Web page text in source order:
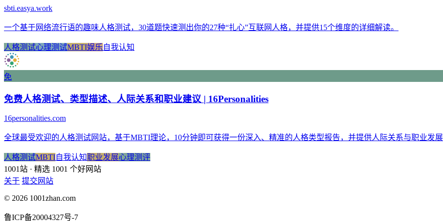
sbti.easya.work
一个基于网络流行语的趣味人格测试，30道题快速测出你的27种“扎心”互联网人格，并提供15个维度的详细解读。
人格测试心理测试MBTI娱乐自我认知
免
免费人格测试、类型描述、人际关系和职业建议 | 16Personalities
16personalities.com
全球最受欢迎的人格测试网站，基于MBTI理论，10分钟即可获得一份深入、精准的人格类型报告，并提供人际关系与职业发
人格测试MBTI自我认知职业发展心理测评
1001站 · 精选 1001 个好网站
关于 提交网站
© 2026 1001zhan.com
鲁ICP备20004327号-7